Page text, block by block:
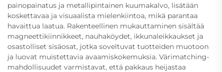
painopainatus ja metallipintainen kuumakalvo, lisätään
koskettavaa ja visuaalista mielenkiintoa, mikä parantaa
havaittua laatua. Rakenteellinen mukauttaminen sisältää
magneettikiinnikkeet, nauhaköydet, ikkunaleikkaukset ja
osastolliset sisäosat, jotka soveltuvat tuotteiden muotoon
ja luovat muistettavia avaamiskokemuksia. Värimatching-
mahdollisuudet varmistavat, että pakkaus heijastaa